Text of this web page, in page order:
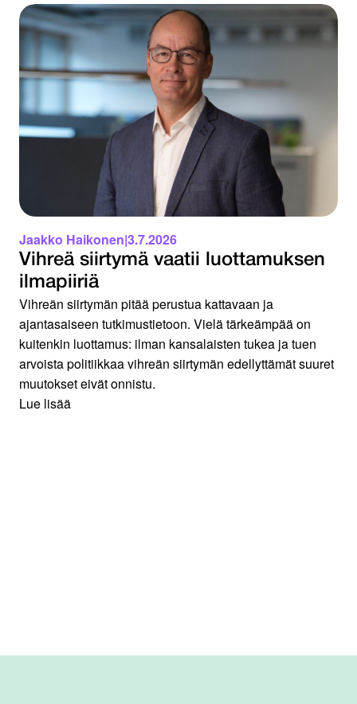
Jaakko Haikonen|3.7.2026
Vihreä siirtymä vaatii luottamuksen
ilmapiiriä
Vihreän siirtymän pitää perustua kattavaan ja
ajantasaiseen tutkimustietoon. Vielä tärkeämpää on
kuitenkin luottamus: ilman kansalaisten tukea ja tuen
arvoista politiikkaa vihreän siirtymän edellyttämät suuret
muutokset eivät onnistu.
Lue lisää